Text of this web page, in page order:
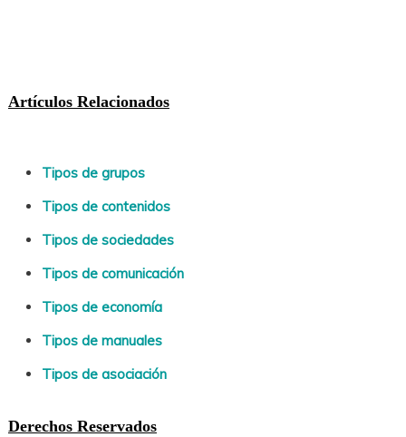
Artículos Relacionados
Tipos de grupos
Tipos de contenidos
Tipos de sociedades
Tipos de comunicación
Tipos de economía
Tipos de manuales
Tipos de asociación
Derechos Reservados